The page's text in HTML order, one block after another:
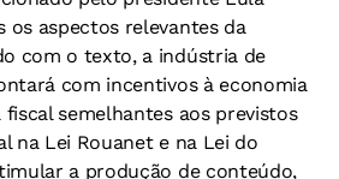
os aspectos relevantes da
com o texto, a indústria de
com incentivos à economia
semelhantes aos previstos
na Lei Rouanet e na Lei do
a produção de conteúdo,